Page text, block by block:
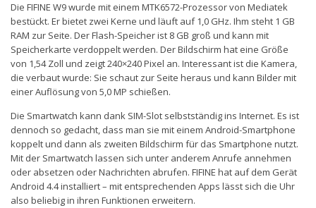
Die FIFINE W9 wurde mit einem MTK6572-Prozessor von Mediatek
bestückt. Er bietet zwei Kerne und läuft auf 1,0 GHz. Ihm steht 1 GB
RAM zur Seite. Der Flash-Speicher ist 8 GB groß und kann mit
Speicherkarte verdoppelt werden. Der Bildschirm hat eine Größe
von 1,54 Zoll und zeigt 240×240 Pixel an. Interessant ist die Kamera,
die verbaut wurde: Sie schaut zur Seite heraus und kann Bilder mit
einer Auflösung von 5,0 MP schießen.
Die Smartwatch kann dank SIM-Slot selbstständig ins Internet. Es ist
dennoch so gedacht, dass man sie mit einem Android-Smartphone
koppelt und dann als zweiten Bildschirm für das Smartphone nutzt.
Mit der Smartwatch lassen sich unter anderem Anrufe annehmen
oder absetzen oder Nachrichten abrufen. FIFINE hat auf dem Gerät
Android 4.4 installiert – mit entsprechenden Apps lässt sich die Uhr
also beliebig in ihren Funktionen erweitern.